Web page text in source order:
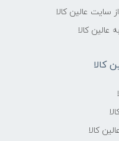
سایت عالین کالا
عالین کالا
کالا
کالا